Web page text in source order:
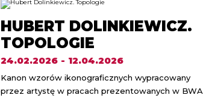
HUBERT DOLINKIEWICZ.
TOPOLOGIE
24.02.2026 - 12.04.2026
Kanon wzorów ikonograficznych wypracowany
przez artystę w pracach prezentowanych w BWA